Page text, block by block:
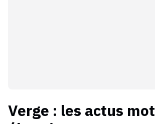
Verge : les actus